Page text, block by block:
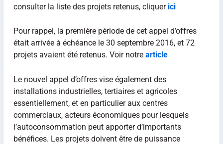
consulter la liste des projets retenus, cliquer ici
Pour rappel, la première période de cet appel d’offres
était arrivée à échéance le 30 septembre 2016, et 72
projets avaient été retenus. Voir notre article
Le nouvel appel d’offres vise également des
installations industrielles, tertiaires et agricoles
essentiellement, et en particulier aux centres
commerciaux, acteurs économiques pour lesquels
l’autoconsommation peut apporter d’importants
bénéfices. Les projets doivent être de puissance